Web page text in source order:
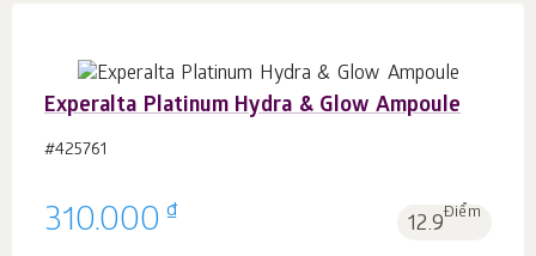
Experalta Platinum Hydra & Glow Ampoule
#425761
310.000 ₫ 12.9Điểm